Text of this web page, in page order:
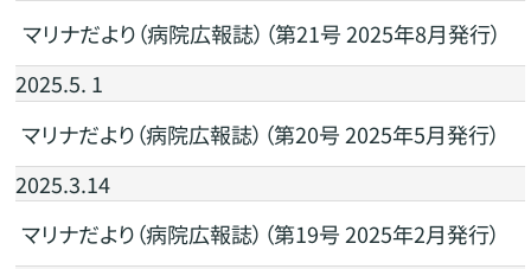
マリナだより（病院広報誌）（第21号 2025年8月発行）
2025.5. 1
マリナだより（病院広報誌）（第20号 2025年5月発行）
2025.3.14
マリナだより（病院広報誌）（第19号 2025年2月発行）